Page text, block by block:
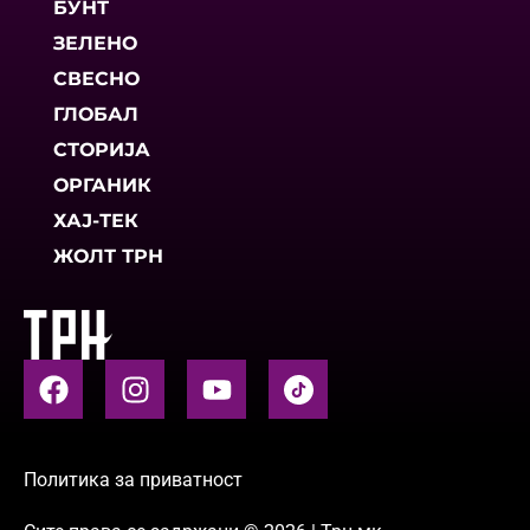
БУНТ
ЗЕЛЕНО
СВЕСНО
ГЛОБАЛ
СТОРИЈА
ОРГАНИК
ХАЈ-ТЕК
ЖОЛТ ТРН
Политика за приватност